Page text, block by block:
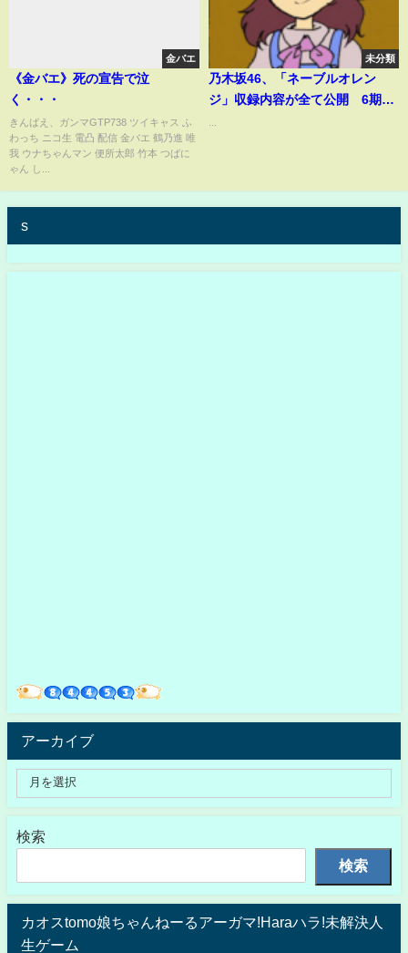
金バエ
《金バエ》死の宣告で泣
く・・・
きんばえ、ガンマGTP738 ツイキャス ふ
わっち ニコ生 電凸 配信 金バエ 鶴乃進 唯
我 ウナちゃんマン 便所太郎 竹本 つばに
ゃん し...
未分類
乃木坂46、「ネーブルオレン
ジ」収録内容が全て公開 6期生
s
アーカイブ
検索
検索
カオスtomo娘ちゃんねーるアーガマ!Haraハラ!未解決人
生ゲーム